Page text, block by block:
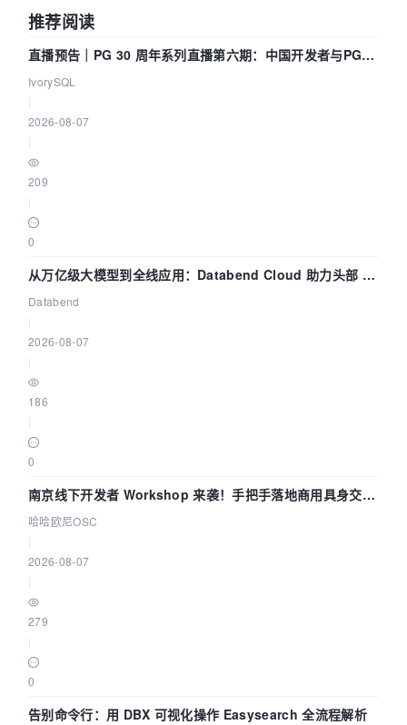
推荐阅读
直播预告｜PG 30 周年系列直播第六期：中国开发者与PG内
核——我们改得动吗？我们贡献了什么？
IvorySQL
2026-08-07
209
0
从万亿级大模型到全线应用：Databend Cloud 助力头部 AI
企业构建全链路 Trace 数据管道
Databend
2026-08-07
186
0
南京线下开发者 Workshop 来袭！手把手落地商用具身交互
智能 Agent 应用
哈哈欧尼OSC
2026-08-07
279
0
告别命令行：用 DBX 可视化操作 Easysearch 全流程解析